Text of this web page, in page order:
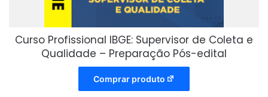
Curso Profissional IBGE: Supervisor de Coleta e
Qualidade – Preparação Pós-edital
Comprar produto